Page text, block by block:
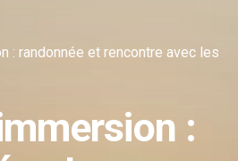
: randonnée et rencontre avec les
: